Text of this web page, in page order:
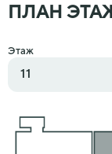
ПЛАН
Этаж
11